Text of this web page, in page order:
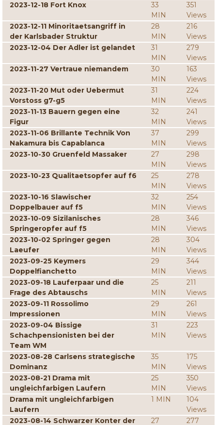
2023-12-18 Fort Knox
33
MIN
351
Views
2023-12-11 Minoritaetsangriff in
der Karlsbader Struktur
28
MIN
216
Views
2023-12-04 Der Adler ist gelandet
31
MIN
279
Views
2023-11-27 Vertraue niemandem
30
MIN
163
Views
2023-11-20 Mut oder Uebermut
Vorstoss g7-g5
31
MIN
224
Views
2023-11-13 Bauern gegen eine
Figur
32
MIN
241
Views
2023-11-06 Brillante Technik Von
Nakamura bis Capablanca
37
MIN
299
Views
2023-10-30 Gruenfeld Massaker
27
MIN
298
Views
2023-10-23 Qualitaetsopfer auf f6
25
MIN
278
Views
2023-10-16 Slawischer
Doppelbauer auf f5
32
MIN
254
Views
2023-10-09 Sizilanisches
Springeropfer auf f5
28
MIN
346
Views
2023-10-02 Springer gegen
Laeufer
28
MIN
304
Views
2023-09-25 Keymers
Doppelfianchetto
29
MIN
344
Views
2023-09-18 Lauferpaar und die
Frage des Abtauschs
25
MIN
211
Views
2023-09-11 Rossolimo
Impressionen
29
MIN
261
Views
2023-09-04 Bissige
Schachpensionisten bei der
Team WM
31
MIN
223
Views
2023-08-28 Carlsens strategische
Dominanz
35
MIN
175
Views
2023-08-21 Drama mit
ungleichfarbigen Laufern
25
MIN
350
Views
Drama mit ungleichfarbigen
Laufern
1 MIN
104
Views
2023-08-14 Schwarzer Konter der
27
277